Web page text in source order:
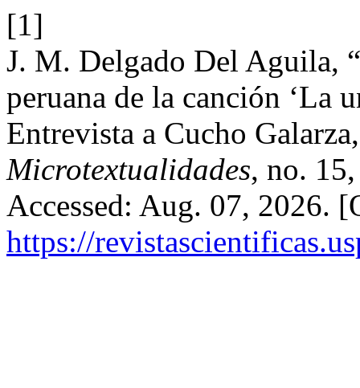
[1]
J. M. Delgado Del Aguila,
peruana de la canción ‘La
Entrevista a Cucho
Microtextualidades, no.
Accessed: Aug. 07, 2026.
https://